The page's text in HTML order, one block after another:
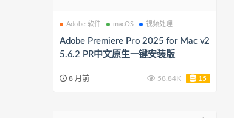
Adobe 软件 macOS 视频处理
Adobe Premiere Pro 2025 for Mac v2
5.6.2 PR中文原生一键安装版
8 月前 58.84K 15